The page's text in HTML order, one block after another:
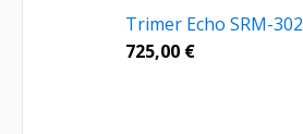
Trimer Echo SRM-
725,00 €